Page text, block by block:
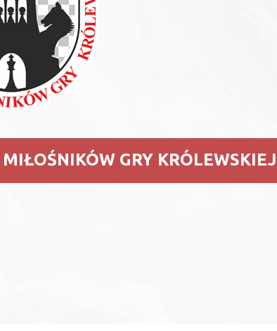
GRY KRÓLEWSKIEJ